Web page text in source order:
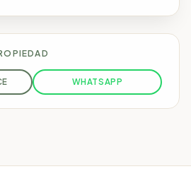
WHATSAPP